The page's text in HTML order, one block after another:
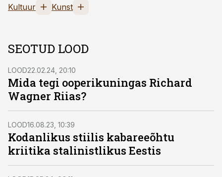
Kultuur Kunst
SEOTUD LOOD
LOOD22.02.24, 20:10
Mida tegi ooperikuningas Richard
Wagner Riias?
LOOD16.08.23, 10:39
Kodanlikus stiilis kabareeõhtu
kriitika stalinistlikus Eestis